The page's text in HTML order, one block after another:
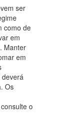
ser
como de
em
Manter
em
deverá
Os
o